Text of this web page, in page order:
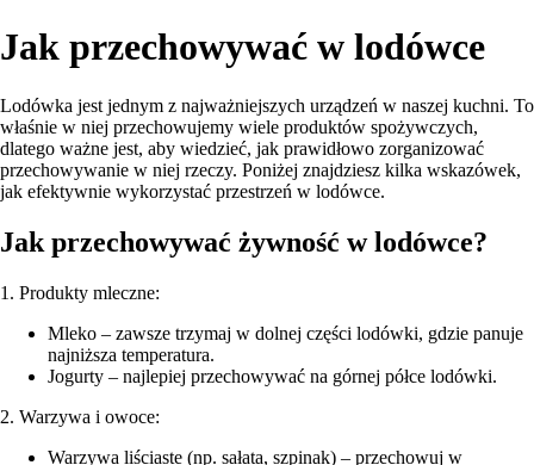
Jak przechowywać w lodówce
Lodówka jest jednym z najważniejszych urządzeń w naszej kuchni. To
właśnie w niej przechowujemy wiele produktów spożywczych,
dlatego ważne jest, aby wiedzieć, jak prawidłowo zorganizować
przechowywanie w niej rzeczy. Poniżej znajdziesz kilka wskazówek,
jak efektywnie wykorzystać przestrzeń w lodówce.
Jak przechowywać żywność w lodówce?
1. Produkty mleczne:
Mleko – zawsze trzymaj w dolnej części lodówki, gdzie panuje
najniższa temperatura.
Jogurty – najlepiej przechowywać na górnej półce lodówki.
2. Warzywa i owoce:
Warzywa liściaste (np. sałata, szpinak) – przechowuj w